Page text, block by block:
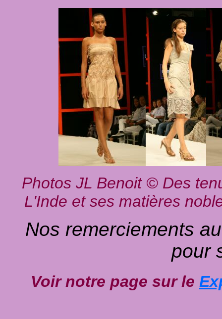
Photos JL Benoit © Des
L'Inde et ses matières
Nos remerciements
pour
Voir notre page sur le